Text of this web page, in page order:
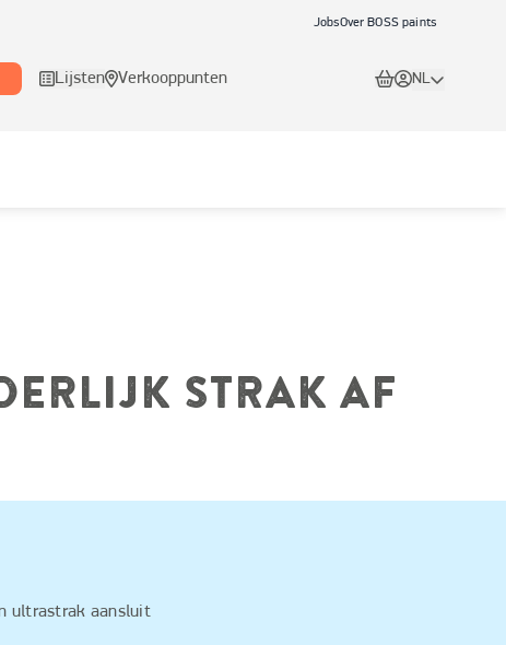
JobsOver BOSS paints
Lijsten Verkooppunten NL
STRAK AF
ultrastrak aansluit